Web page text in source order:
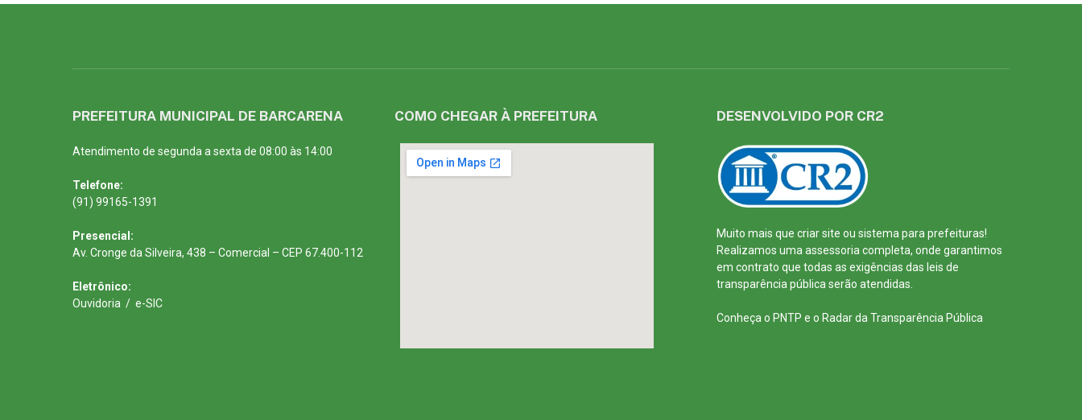
PREFEITURA MUNICIPAL DE BARCARENA
Atendimento de segunda a sexta de 08:00 às 14:00
Telefone:
(91) 99165-1391
Presencial:
Av. Cronge da Silveira, 438 – Comercial – CEP 67.400-112
Eletrônico:
Ouvidoria / e-SIC
COMO CHEGAR À PREFEITURA DESENVOLVIDO POR CR2
Muito mais que criar site ou sistema para prefeituras!
Realizamos uma assessoria completa, onde garantimos
em contrato que todas as exigências das leis de
transparência pública serão atendidas.
Conheça o PNTP e o Radar da Transparência Pública